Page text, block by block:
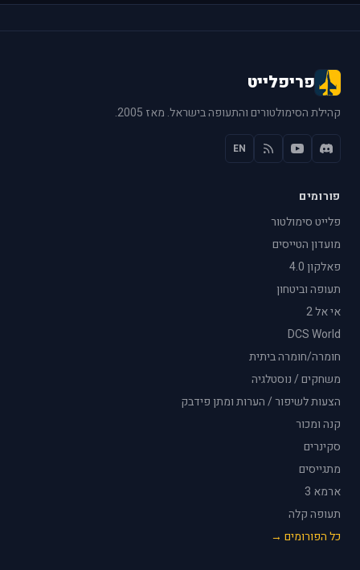
פריפלייט
קהילת הסימולטורים והתעופה בישראל. מאז 2005.
EN
פורומים
פלייט סימולטור
מועדון הטייסים
פאלקון 4.0
תעופה וביטחון
אי אל 2
DCS World
חומרה/חומרה ביתית
משחקים / נוסטלגיה
הצעות לשיפור / הערות ומתן פידבק
קנה ומכור
סקינרים
מתגייסים
ארמא 3
תעופה קלה
כל הפורומים →